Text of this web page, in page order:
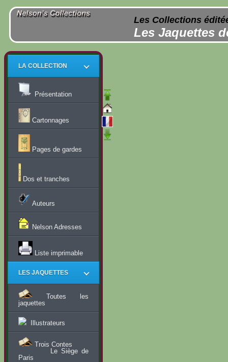
Les Collections
Les Jaquettes
LA COLLECTION
Présentation
Cartonnages
Pages de gardes
Dos et tranches
Auteurs
Nelson Adresses
Liste imprimable
LES JAQUETTES
Toutes les
jaquettes
Illustrateurs
Trois Contes
Le Siège de
Paris